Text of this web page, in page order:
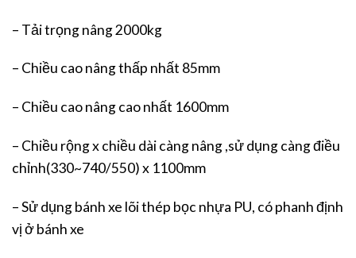
– Tải trọng nâng 2000kg
– Chiều cao nâng thấp nhất 85mm
– Chiều cao nâng cao nhất 1600mm
– Chiều rộng x chiều dài càng nâng ,sử dụng càng điều
chỉnh(330~740/550) x 1100mm
– Sử dụng bánh xe lõi thép bọc nhựa PU, có phanh định
vị ở bánh xe